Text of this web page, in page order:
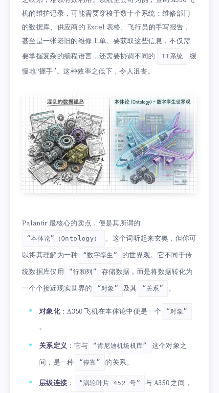
机的维护记录，可能需要穿梭于数十个系统：维修部门
的数据库、供应商的 Excel 表格、飞行员的手写报告，
甚至是一张老旧的维修工单。要获取这些信息，不仅需
要掌握复杂的编程语言，还需要协调不同的
IT系统
缓
慢地“握手”。这种效率之低下，令人沮丧。
Palantir 最核心的卖点，便是其所谓的
“本体论”（Ontology）
。这个词听起来玄奥，但你可
以将其理解为一种
“数字孪生”
的世界观。它不同于传
统数据库仅用
“行和列”
存储数据，而是将数据转化为
一个个接近现实世界的
“对象” 及其 “关系” 。
对象化：A350 飞机在本体论中便是一个 “对象”
。
关系定义 ：它与 “肯尼迪机场机库”
这个对象之
间，是一种
“停靠” 的关系。
层级连接 ： “涡轮叶片 452 号” 与 A350 之间，